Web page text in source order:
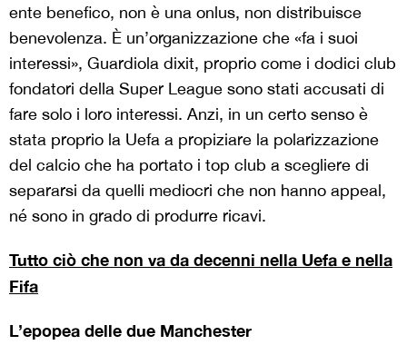
ente benefico, non è una onlus, non distribuisce
benevolenza. È un’organizzazione che «fa i suoi
interessi», Guardiola dixit, proprio come i dodici club
fondatori della Super League sono stati accusati di
fare solo i loro interessi. Anzi, in un certo senso è
stata proprio la Uefa a propiziare la polarizzazione
del calcio che ha portato i top club a scegliere di
separarsi da quelli mediocri che non hanno appeal,
né sono in grado di produrre ricavi.
Tutto ciò che non va da decenni nella Uefa e nella
Fifa
L’epopea delle due Manchester